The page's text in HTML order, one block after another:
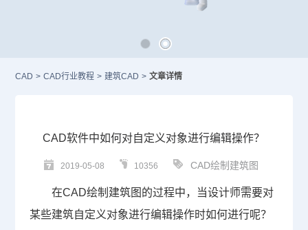
CAD > CAD行业教程 > 建筑CAD > 文章详情
CAD软件中如何对自定义对象进行编辑操作？
2019-05-08 10356 CAD绘制建筑图
在CAD绘制建筑图的过程中，当设计师需要对
某些建筑自定义对象进行编辑操作时如何进行呢？